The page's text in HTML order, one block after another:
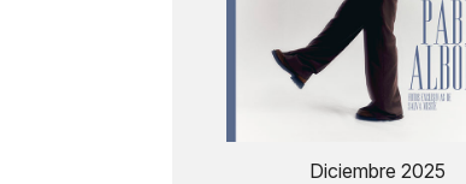
Diciembre 2025